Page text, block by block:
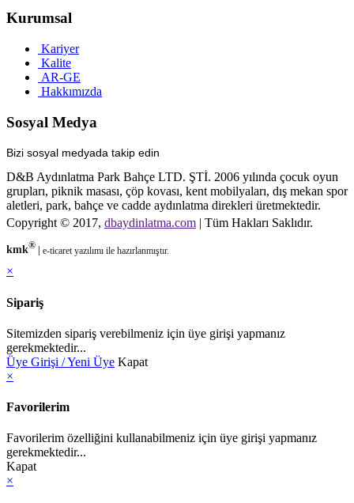
Kurumsal
Kariyer
Kalite
AR-GE
Hakkımızda
Sosyal Medya
Bizi sosyal medyada takip edin
D&B Aydınlatma Park Bahçe LTD. ŞTİ. 2006 yılında çocuk oyun
grupları, piknik masası, çöp kovası, kent mobilyaları, dış mekan spor
aletleri, park, bahçe ve cadde aydınlatma direkleri üretmektedir.
Copyright © 2017, dbaydinlatma.com | Tüm Hakları Saklıdır.
kmk® e-ticaret yazılımı ile hazırlanmıştır.
×
Sipariş
Sitemizden sipariş verebilmeniz için üye girişi yapmanız
gerekmektedir...
Üye Girişi / Yeni Üye Kapat
×
Favorilerim
Favorilerim özelliğini kullanabilmeniz için üye girişi yapmanız
gerekmektedir...
Kapat
×